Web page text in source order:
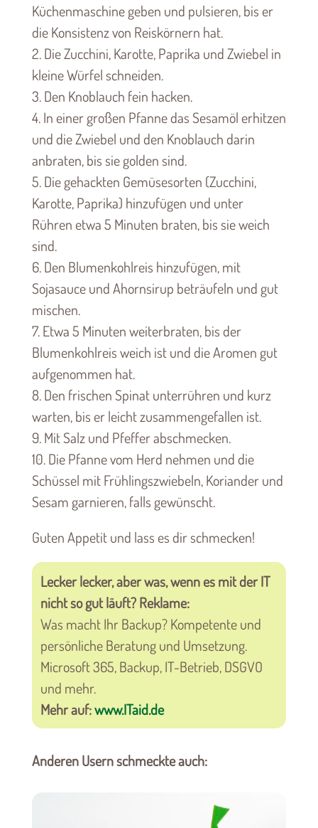
Küchenmaschine geben und pulsieren, bis er
die Konsistenz von Reiskörnern hat.
2. Die Zucchini, Karotte, Paprika und Zwiebel in
kleine Würfel schneiden.
3. Den Knoblauch fein hacken.
4. In einer großen Pfanne das Sesamöl erhitzen
und die Zwiebel und den Knoblauch darin
anbraten, bis sie golden sind.
5. Die gehackten Gemüsesorten (Zucchini,
Karotte, Paprika) hinzufügen und unter
Rühren etwa 5 Minuten braten, bis sie weich
sind.
6. Den Blumenkohlreis hinzufügen, mit
Sojasauce und Ahornsirup beträufeln und gut
mischen.
7. Etwa 5 Minuten weiterbraten, bis der
Blumenkohlreis weich ist und die Aromen gut
aufgenommen hat.
8. Den frischen Spinat unterrühren und kurz
warten, bis er leicht zusammengefallen ist.
9. Mit Salz und Pfeffer abschmecken.
10. Die Pfanne vom Herd nehmen und die
Schüssel mit Frühlingszwiebeln, Koriander und
Sesam garnieren, falls gewünscht.
Guten Appetit und lass es dir schmecken!
Lecker lecker, aber was, wenn es mit der IT
nicht so gut läuft? Reklame:
Was macht Ihr Backup? Kompetente und
persönliche Beratung und Umsetzung.
Microsoft 365, Backup, IT-Betrieb, DSGVO
und mehr.
Mehr auf:www.ITaid.de
Anderen Usern schmeckte auch: